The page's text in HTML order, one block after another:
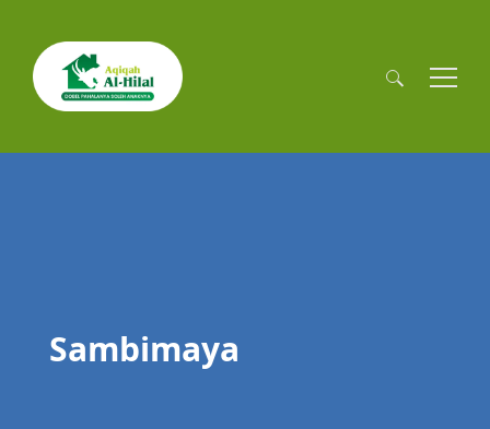
Cari
Sambimaya